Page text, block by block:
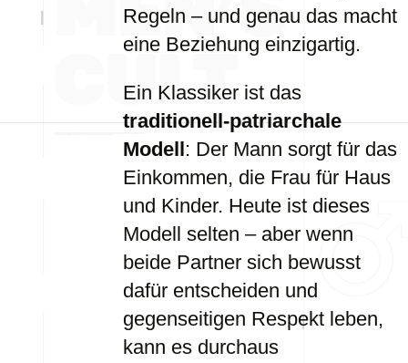
Regeln – und genau das macht
eine Beziehung einzigartig.
Ein Klassiker ist das
traditionell-patriarchale
Modell: Der Mann sorgt für das
Einkommen, die Frau für Haus
und Kinder. Heute ist dieses
Modell selten – aber wenn
beide Partner sich bewusst
dafür entscheiden und
gegenseitigen Respekt leben,
kann es durchaus